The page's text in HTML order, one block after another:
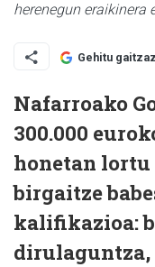
herenegun eraikinera
Gehitu
Nafarroako
300.000
honetan lortu
birgaitze
kalifikazioa:
dirulaguntza,